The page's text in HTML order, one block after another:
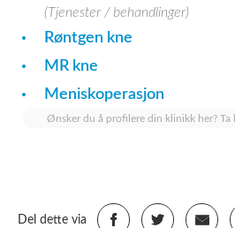
(Tjenester / behandlinger)
Røntgen kne
MR kne
Meniskoperasjon
Ønsker du å profilere din klinikk her? Ta
Del dette via